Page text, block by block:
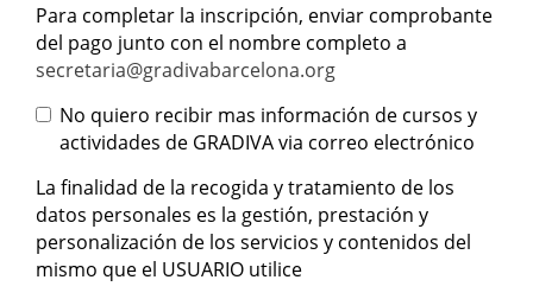
Para completar la inscripción, enviar comprobante
del pago junto con el nombre completo a
secretaria@gradivabarcelona.org
No quiero recibir mas información de cursos y
actividades de GRADIVA via correo electrónico
Información GRADIVA
La finalidad de la recogida y tratamiento de los
datos personales es la gestión, prestación y
personalización de los servicios y contenidos del
mismo que el USUARIO utilice